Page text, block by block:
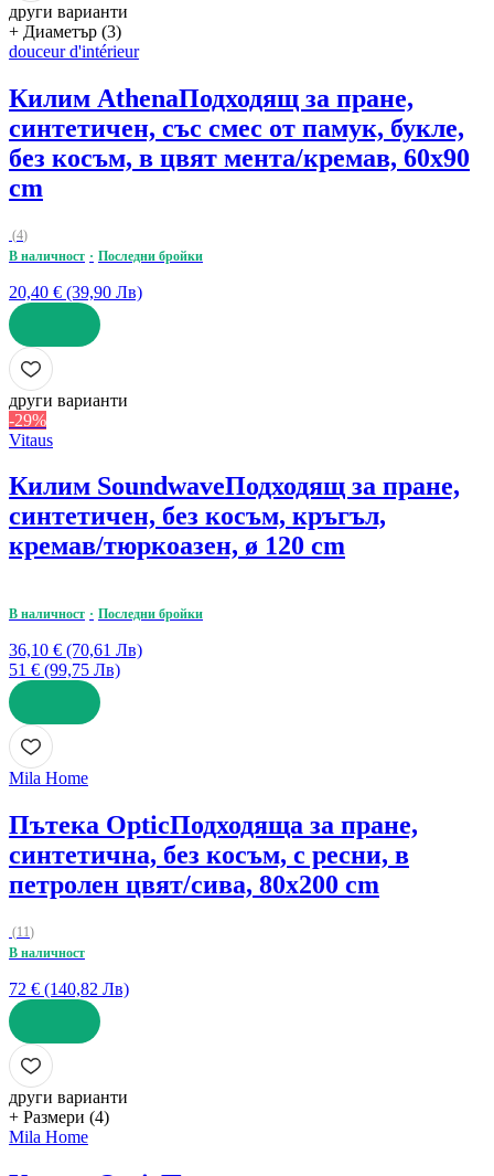
други варианти
+ Диаметър (3)
douceur d'intérieur
Килим AthenaПодходящ за пране,
синтетичен, със смес от памук, букле,
без косъм, в цвят мента/кремав, 60x90
cm
(4)
В наличност
Последни бройки
20,40 € (39,90 Лв)
ДОБАВИ
други варианти
-29%
Vitaus
Килим SoundwaveПодходящ за пране,
синтетичен, без косъм, кръгъл,
кремав/тюркоазен, ø 120 cm
В наличност Последни бройки
36,10 € (70,61 Лв)
51 € (99,75 Лв)
ДОБАВИ
Mila Home
Пътека OpticПодходяща за пране,
синтетична, без косъм, с ресни, в
петролен цвят/сива, 80x200 cm
(11)
В наличност
72 € (140,82 Лв)
ДОБАВИ
други варианти
+ Размери (4)
Mila Home